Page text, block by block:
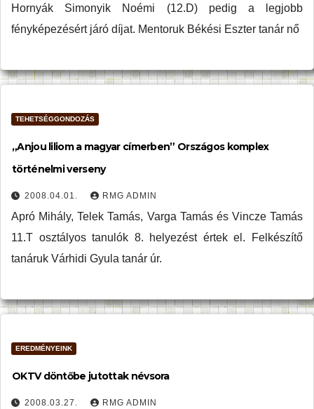
Hornyák Simonyik Noémi (12.D) pedig a legjobb
fényképezésért járó díjat. Mentoruk Békési Eszter tanár nő
TEHETSÉGGONDOZÁS
„Anjou liliom a magyar címerben” Országos komplex
történelmi verseny
2008.04.01. RMG ADMIN
Apró Mihály, Telek Tamás, Varga Tamás és Vincze Tamás
11.T osztályos tanulók 8. helyezést értek el. Felkészítő
tanáruk Várhidi Gyula tanár úr.
EREDMÉNYEINK
OKTV döntőbe jutottak névsora
2008.03.27. RMG ADMIN